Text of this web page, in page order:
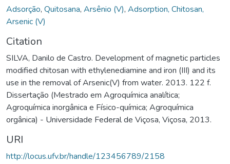
Adsorção, Quitosana, Arsênio (V), Adsorption, Chitosan,
Arsenic (V)
Citation
SILVA, Danilo de Castro. Development of magnetic particles
modified chitosan with ethylenediamine and iron (III) and its
use in the removal of Arsenic(V) from water. 2013. 122 f.
Dissertação (Mestrado em Agroquímica analítica;
Agroquímica inorgânica e Físico-química; Agroquímica
orgânica) - Universidade Federal de Viçosa, Viçosa, 2013.
URI
http://locus.ufv.br/handle/123456789/2158